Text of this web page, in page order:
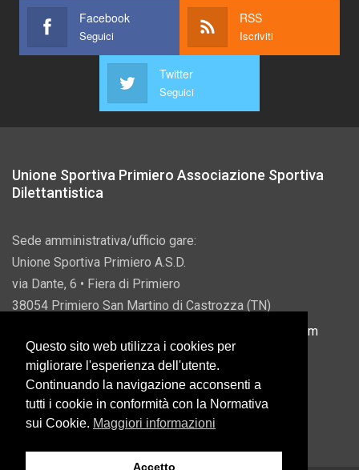
Facebook
Seguici
RSS
Iscriviti
Twitter
Seguici
Unione Sportiva Primiero Associazione Sportiva
Dilettantistica
Sede amministrativa/ufficio gare:
Unione Sportiva Primiero A.S.D.
via Dante, 6 • Fiera di Primiero
38054 Primiero San Martino di Castrozza (TN)
info@usprimiero.com
Vantaggi da Pubblica Amministrazione
Questo sito web utilizza i cookies per
migliorare l'esperienza dell'utente.
Continuando la navigazione acconsenti a
tutti i cookie in conformità con la Normativa
sui Cookie. Maggiori informazioni
Accetto